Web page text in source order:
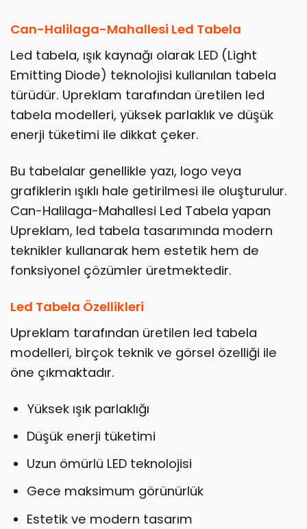
Can-Halilaga-Mahallesi Led Tabela
Led tabela, ışık kaynağı olarak LED (Light
Emitting Diode) teknolojisi kullanılan tabela
türüdür. Upreklam tarafından üretilen led
tabela modelleri, yüksek parlaklık ve düşük
enerji tüketimi ile dikkat çeker.
Bu tabelalar genellikle yazı, logo veya
grafiklerin ışıklı hale getirilmesi ile oluşturulur.
Can-Halilaga-Mahallesi Led Tabela yapan
Upreklam, led tabela tasarımında modern
teknikler kullanarak hem estetik hem de
fonksiyonel çözümler üretmektedir.
Led Tabela Özellikleri
Upreklam tarafından üretilen led tabela
modelleri, birçok teknik ve görsel özelliği ile
öne çıkmaktadır.
Yüksek ışık parlaklığı
Düşük enerji tüketimi
Uzun ömürlü LED teknolojisi
Gece maksimum görünürlük
Estetik ve modern tasarım